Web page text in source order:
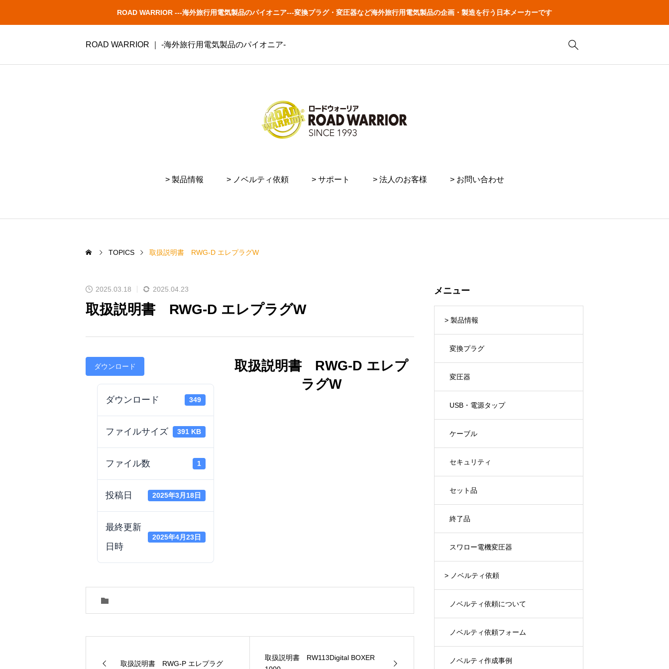
ROAD WARRIOR ---海外旅行用電気製品のパイオニア---変換プラグ・変圧器など海外旅行用電気製品の企画・製造を行う日本メーカーです
ROAD WARRIOR ｜ -海外旅行用電気製品のパイオニア-
> 製品情報 > ノベルティ依頼 > サポート > 法人のお客様 > お問い合わせ
TOPICS 取扱説明書 RWG-D エレプラグW
2025.03.18 2025.04.23
取扱説明書 RWG-D エレプラグW
ダウンロード
ダウンロード 349
ファイルサイズ 391 KB
ファイル数 1
投稿日 2025年3月18日
最終更新
日時
2025年4月23日
取扱説明書 RWG-D エレプ
ラグW
取扱説明書 RWG-P エレプラグ
取扱説明書 RW113Digital BOXER
メニュー
> 製品情報
変換プラグ
変圧器
USB・電源タップ
ケーブル
セキュリティ
セット品
終了品
スワロー電機変圧器
> ノベルティ依頼
ノベルティ依頼について
ノベルティ依頼フォーム
ノベルティ作成事例